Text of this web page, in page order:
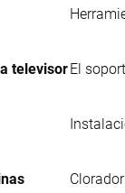
televisor El